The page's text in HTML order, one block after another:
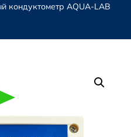
кондуктометр AQUA-LAB